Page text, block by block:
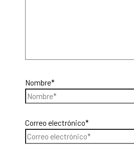
Nombre*
Correo electrónico*